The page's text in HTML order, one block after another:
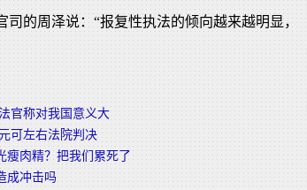
司的周泽说：“报复性执法的倾向越来越明显，
官称对我国意义大
可左右法院判决
瘦肉精？把我们累死了
成冲击吗